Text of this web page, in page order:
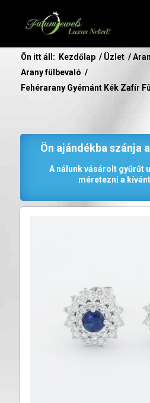
Ön itt áll: Kezdőlap / Üzlet /
Arany fülbevaló /
Fehérarany Gyémánt Kék Zafír
Ön ajándékba szánja
A nálunk vásárolt gyűrűt
méretezni a